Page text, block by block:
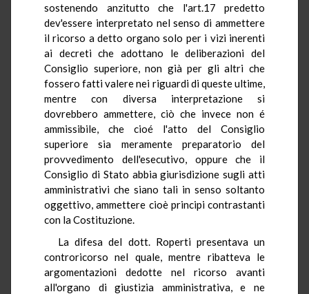
sostenendo anzitutto che l'art.17 predetto
dev'essere interpretato nel senso di ammettere
il ricorso a detto organo solo per i vizi inerenti
ai decreti che adottano le deliberazioni del
Consiglio superiore, non già per gli altri che
fossero fatti valere nei riguardi di queste ultime,
mentre con diversa interpretazione si
dovrebbero ammettere, ciò che invece non é
ammissibile, che cioé l'atto del Consiglio
superiore sia meramente preparatorio del
provvedimento dell'esecutivo, oppure che il
Consiglio di Stato abbia giurisdizione sugli atti
amministrativi che siano tali in senso soltanto
oggettivo, ammettere cioè principi contrastanti
con la Costituzione.
La difesa del dott. Roperti presentava un
controricorso nel quale, mentre ribatteva le
argomentazioni dedotte nel ricorso avanti
all'organo di giustizia amministrativa, e ne